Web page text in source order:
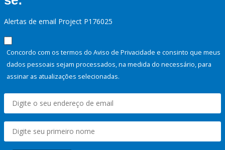
Alertas de email Project P176025
Concordo com os termos do Aviso de Privacidade e consinto que meus
dados pessoais sejam processados, na medida do necessário, para
assinar as atualizações selecionadas.